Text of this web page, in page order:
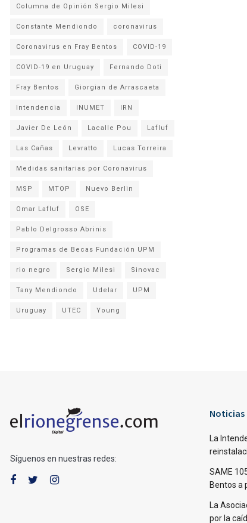
Columna de Opinión Sergio Milesi
Constante Mendiondo coronavirus
Coronavirus en Fray Bentos COVID-19
COVID-19 en Uruguay Fernando Doti
Fray Bentos Giorgian de Arrascaeta
Intendencia INUMET IRN
Javier De León Lacalle Pou Lafluf
Las Cañas Levratto Lucas Torreira
Medidas sanitarias por Coronavirus
MSP MTOP Nuevo Berlin
Omar Lafluf OSE
Pablo Delgrosso Abrinis
Programas de Becas Fundación UPM
rio negro Sergio Milesi Sinovac
Tany Mendiondo Udelar UPM
Uruguay UTEC Young
Síguenos en nuestras redes:
Noticias
La
SAME
Bentos a
La
por la